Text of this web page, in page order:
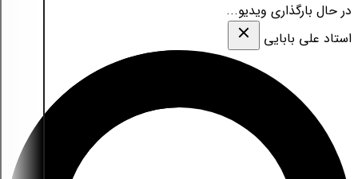
در حال بارگذاری ویدیو...
استاد علی بابایی